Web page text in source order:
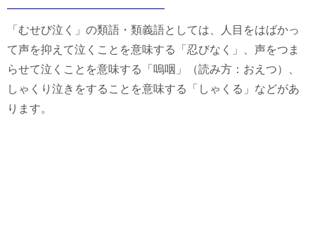
「むせび泣く」の類語・類義語としては、人目をはばかっ
て声を抑えて泣くことを意味する「忍びなく」、声をつま
らせて泣くことを意味する「嗚咽」（読み方：おえつ）、
しゃくり泣きをすることを意味する「しゃくる」などがあ
ります。